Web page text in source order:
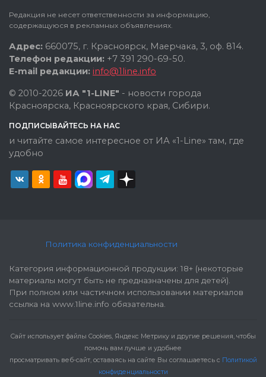
Редакция не несет ответственности за информацию,
содержащуюся в рекламных объявлениях.
Адрес: 660075, г. Красноярск, Маерчака, 3, оф. 814.
Телефон редакции: +7 391 290-69-50.
E-mail редакции: info@1line.info
© 2010-2026 ИА "1-LINE" - новости города
Красноярска, Красноярского края, Сибири.
ПОДПИСЫВАЙТЕСЬ НА НАС
и читайте самое интересное от ИА «1-Line» там, где
удобно
Политика конфиденциальности
Категория информационной продукции: 18+ (некоторые
материалы могут быть не предназначены для детей).
При полном или частичном использовании материалов
ссылка на www.1line.info обязательна.
Cайт использует файлы Cookies, Яндекс Метрику и другие решения, чтобы
помочь вам лучше и удобнее
просматривать веб-сайт, оставаясь на сайте Вы соглашаетесь с Политикой
конфиденциальности